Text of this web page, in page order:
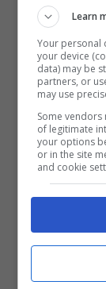
dispositivi
questo
disattiva il
si oscura
Questo
messaggi
inviati.
indicare
Learn
Your personal
your device
data) may be
partners, or
may use
Some
of legitimate
your options
or in the site
and cookie